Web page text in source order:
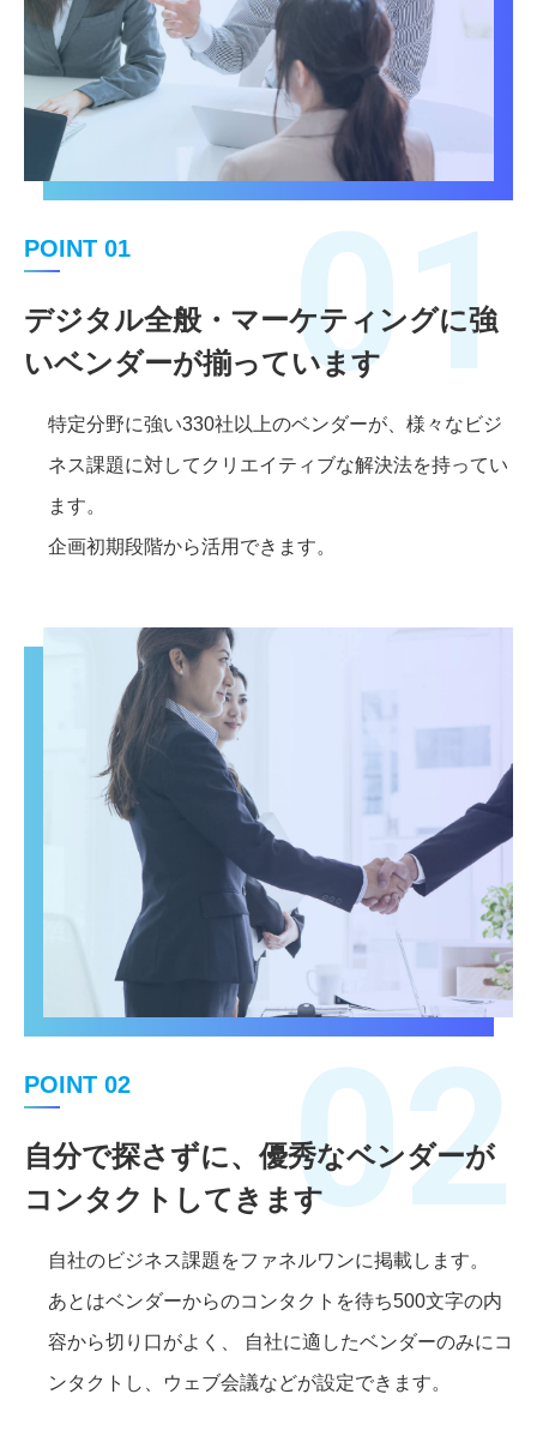
POINT 01
デジタル全般・マーケティングに強
いベンダーが揃っています01
特定分野に強い330社以上のベンダーが、様々なビジ
ネス課題に対してクリエイティブな解決法を持ってい
ます。
企画初期段階から活用できます。
POINT 02
自分で探さずに、優秀なベンダーが
コンタクトしてきます02
自社のビジネス課題をファネルワンに掲載します。
あとはベンダーからのコンタクトを待ち500文字の内
容から切り口がよく、 自社に適したベンダーのみにコ
ンタクトし、ウェブ会議などが設定できます。